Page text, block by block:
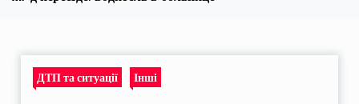
ДТП та ситуації Інші